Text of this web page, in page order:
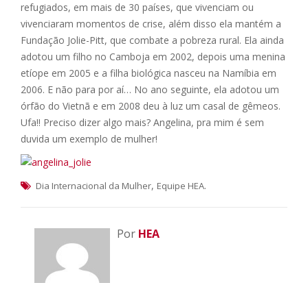
refugiados, em mais de 30 países, que vivenciam ou
vivenciaram momentos de crise, além disso ela mantém a
Fundação Jolie-Pitt, que combate a pobreza rural. Ela ainda
adotou um filho no Camboja em 2002, depois uma menina
etíope em 2005 e a filha biológica nasceu na Namíbia em
2006. E não para por aí… No ano seguinte, ela adotou um
órfão do Vietnã e em 2008 deu à luz um casal de gêmeos.
Ufa!! Preciso dizer algo mais? Angelina, pra mim é sem
duvida um exemplo de mulher!
Dia Internacional da Mulher, Equipe HEA.
Por HEA